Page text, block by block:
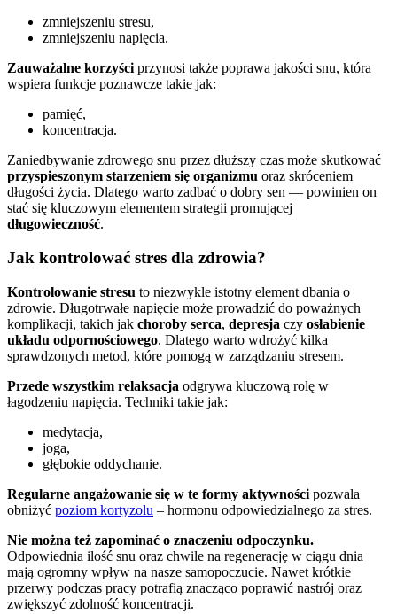
zmniejszeniu stresu,
zmniejszeniu napięcia.
Zauważalne korzyści przynosi także poprawa jakości snu, która
wspiera funkcje poznawcze takie jak:
pamięć,
koncentracja.
Zaniedbywanie zdrowego snu przez dłuższy czas może skutkować
przyspieszonym starzeniem się organizmu oraz skróceniem
długości życia. Dlatego warto zadbać o dobry sen — powinien on
stać się kluczowym elementem strategii promującej
długowieczność.
Jak kontrolować stres dla zdrowia?
Kontrolowanie stresu to niezwykle istotny element dbania o
zdrowie. Długotrwałe napięcie może prowadzić do poważnych
komplikacji, takich jak choroby serca, depresja czy osłabienie
układu odpornościowego. Dlatego warto wdrożyć kilka
sprawdzonych metod, które pomogą w zarządzaniu stresem.
Przede wszystkim relaksacja odgrywa kluczową rolę w
łagodzeniu napięcia. Techniki takie jak:
medytacja,
joga,
głębokie oddychanie.
Regularne angażowanie się w te formy aktywności pozwala
obniżyć poziom kortyzolu – hormonu odpowiedzialnego za stres.
Nie można też zapominać o znaczeniu odpoczynku.
Odpowiednia ilość snu oraz chwile na regenerację w ciągu dnia
mają ogromny wpływ na nasze samopoczucie. Nawet krótkie
przerwy podczas pracy potrafią znacząco poprawić nastrój oraz
zwiększyć zdolność koncentracji.